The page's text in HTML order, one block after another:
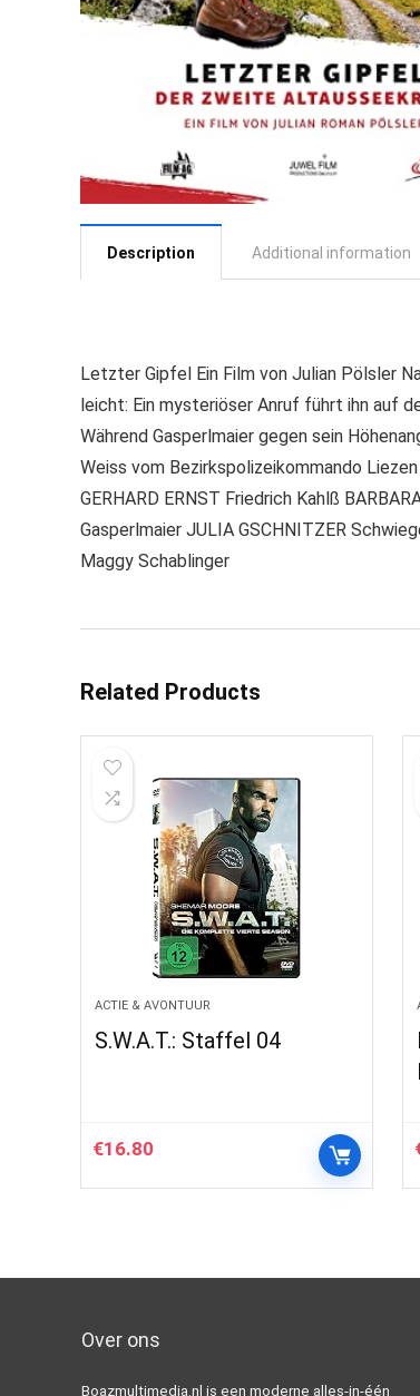
Description Additional information
Letzter Gipfel Ein Film von Julian Pölsler
leicht: Ein mysteriöser Anruf führt ihn auf
Während Gasperlmaier gegen sein
Weiss vom Bezirkspolizeikommando
GERHARD ERNST Friedrich Kahlß
Gasperlmaier JULIA GSCHNITZER
Maggy Schablinger
Related Products
ACTIE & AVONTUUR
S.W.A.T.: Staffel 04
€16.80
Over ons
Boazmultimedia.nl is een moderne alles-in-één